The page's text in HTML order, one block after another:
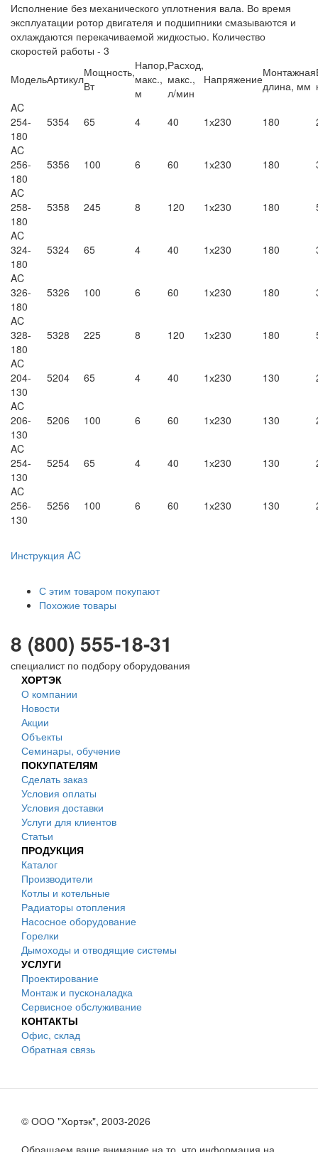
Исполнение без механического уплотнения вала. Во время
эксплуатации ротор двигателя и подшипники смазываются и
охлаждаются перекачиваемой жидкостью. Количество
скоростей работы - 3
МодельАртикулМощность,
Вт
Напор,
макс.,
м
Расход,
макс.,
л/мин
НапряжениеМонтажная
длина, мм
AC
254-
180
5354 65 4 40 1х230 180
AC
256-
180
5356 100 6 60 1х230 180
AC
258-
180
5358 245 8 120 1х230 180
AC
324-
180
5324 65 4 40 1х230 180
AC
326-
180
5326 100 6 60 1х230 180
AC
328-
180
5328 225 8 120 1х230 180
AC
204-
130
5204 65 4 40 1х230 130
AC
206-
130
5206 100 6 60 1х230 130
AC
254-
130
5254 65 4 40 1х230 130
AC
256-
130
5256 100 6 60 1х230 130
Инструкция AC
С этим товаром покупают
Похожие товары
8 (800) 555-18-31
специалист по подбору оборудования
ХОРТЭК
О компании
Новости
Акции
Объекты
Семинары, обучение
ПОКУПАТЕЛЯМ
Сделать заказ
Условия оплаты
Условия доставки
Услуги для клиентов
Статьи
ПРОДУКЦИЯ
Каталог
Производители
Котлы и котельные
Радиаторы отопления
Насосное оборудование
Горелки
Дымоходы и отводящие системы
УСЛУГИ
Проектирование
Монтаж и пусконаладка
Сервисное обслуживание
КОНТАКТЫ
Офис, склад
Обратная связь
© ООО "Хортэк", 2003-2026
Обращаем ваше внимание на то, что информация на